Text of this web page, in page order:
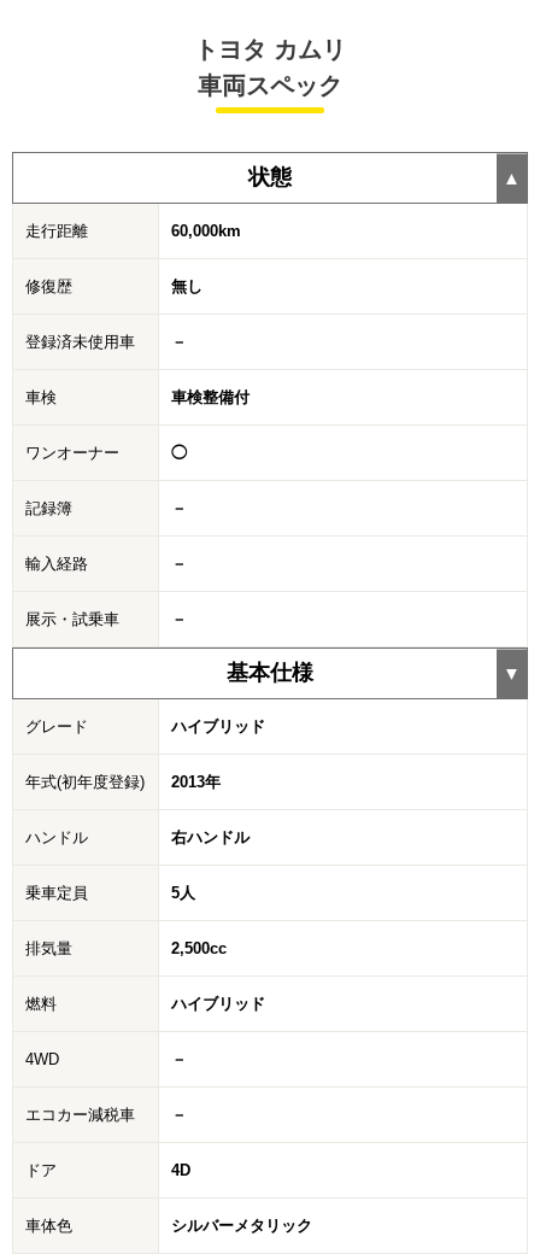
トヨタ カムリ
車両スペック
状態
走行距離 60,000km
修復歴 無し
登録済未使用車 －
車検 車検整備付
ワンオーナー ◯
記録簿 －
輸入経路 －
展示・試乗車 －
基本仕様
グレード ハイブリッド
年式(初年度登録) 2013年
ハンドル 右ハンドル
乗車定員 5人
排気量 2,500cc
燃料 ハイブリッド
4WD －
エコカー減税車 －
ドア 4D
車体色 シルバーメタリック